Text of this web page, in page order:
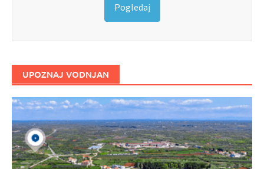
Pogledaj
UPOZNAJ VODNJAN